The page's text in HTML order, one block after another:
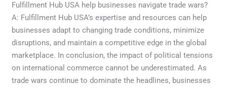
Fulfillment Hub USA help businesses navigate trade wars?
A: Fulfillment Hub USA’s expertise and resources can help
businesses adapt to changing trade conditions, minimize
disruptions, and maintain a competitive edge in the global
marketplace. In conclusion, the impact of political tensions
on international commerce cannot be underestimated. As
trade wars continue to dominate the headlines, businesses